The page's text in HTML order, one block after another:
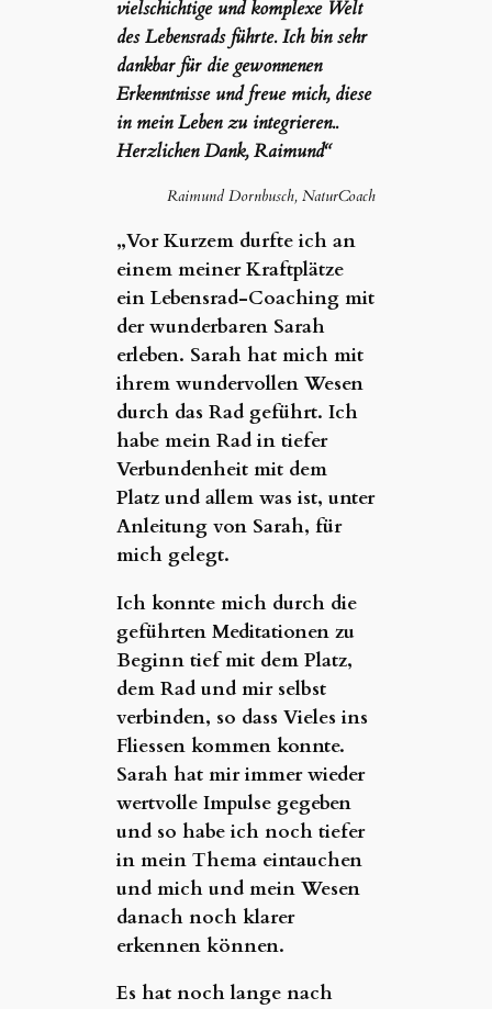
vielschichtige und komplexe Welt
des Lebensrads führte. Ich bin sehr
dankbar für die gewonnenen
Erkenntnisse und freue mich, diese
in mein Leben zu integrieren..
Herzlichen Dank, Raimund“
Raimund Dornbusch, NaturCoach
„Vor Kurzem durfte ich an
einem meiner Kraftplätze
ein Lebensrad-Coaching mit
der wunderbaren Sarah
erleben. Sarah hat mich mit
ihrem wundervollen Wesen
durch das Rad geführt. Ich
habe mein Rad in tiefer
Verbundenheit mit dem
Platz und allem was ist, unter
Anleitung von Sarah, für
mich gelegt.
Ich konnte mich durch die
geführten Meditationen zu
Beginn tief mit dem Platz,
dem Rad und mir selbst
verbinden, so dass Vieles ins
Fliessen kommen konnte.
Sarah hat mir immer wieder
wertvolle Impulse gegeben
und so habe ich noch tiefer
in mein Thema eintauchen
und mich und mein Wesen
danach noch klarer
erkennen können.
Es hat noch lange nach